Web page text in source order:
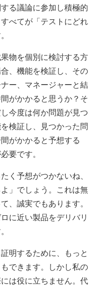
る議論に参加し積極的
べてが「テストにどれ
物を個別に検討する方
、機能を検証し、その
ー、マネージャーと結
がかかると思うか？そ
今度は何か問題が見つ
検証し、見つかった問
がかかると予想する
要です。
く予想がつかないね、
」でしょう。これは無
、誠実でもあります。
に近い製品をデリバリ
明するために、もっと
できます。しかし私の
は役に立ちません。代